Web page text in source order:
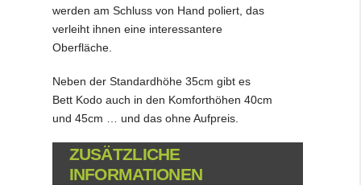
werden am Schluss von Hand poliert, das
verleiht ihnen eine interessantere
Oberfläche.
Neben der Standardhöhe 35cm gibt es
Bett Kodo auch in den Komforthöhen 40cm
und 45cm … und das ohne Aufpreis.
ZUSÄTZLICHE
INFORMATIONEN